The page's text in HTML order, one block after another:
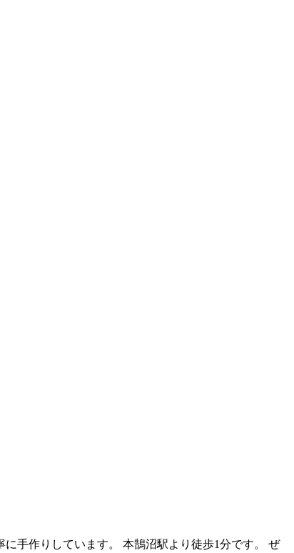
手作りしています。 本鵠沼駅より徒歩1分です。 ぜ